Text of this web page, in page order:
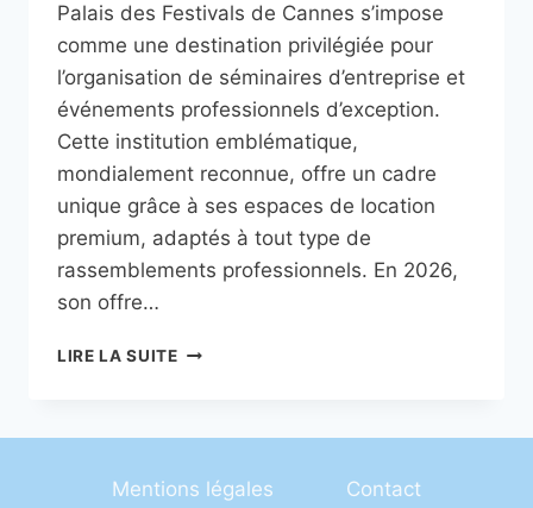
Palais des Festivals de Cannes s’impose
comme une destination privilégiée pour
l’organisation de séminaires d’entreprise et
événements professionnels d’exception.
Cette institution emblématique,
mondialement reconnue, offre un cadre
unique grâce à ses espaces de location
premium, adaptés à tout type de
rassemblements professionnels. En 2026,
son offre…
LIRE LA SUITEPALAIS
LOCATIONS
Mentions légales Contact